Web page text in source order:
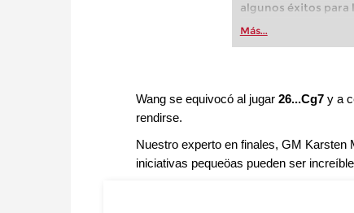
algunos éxitos para
las negras han
eludirla es
las variantes
una ventaja en la
No hay alternativa,
Más...
Wang se equivocó al jugar 26...Cg7 y a
rendirse.
Nuestro experto en finales, GM Karsten
iniciativas pequeöas pueden ser